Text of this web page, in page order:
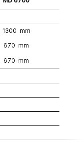
1300 mm
670 mm
670 mm